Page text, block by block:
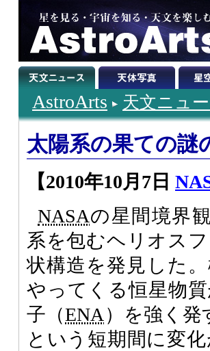
AstroArts 天文ニュ
太陽系の果ての謎
【2010年10月7日
NASAの星間境界
系を包むヘリオス
状構造を発見した
やってくる恒星物
子（ENA ）を強く
という短期間に変